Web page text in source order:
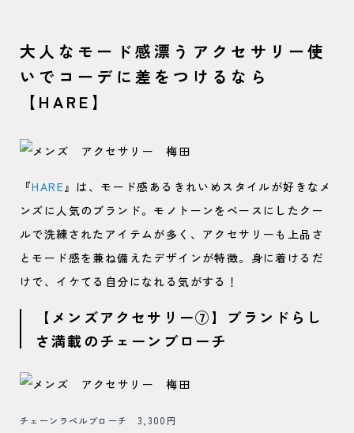
大人なモード感漂うアクセサリー使
いでコーデに差をつけるなら
【HARE】
『HARE 』は、モード感あるきれいめスタイルが好きなメ
ンズに人気のブランド。モノトーンをベースにしたクー
ルで洗練されたアイテムが多く、アクセサリーも上品さ
とモード感を兼ね備えたデザインが特徴。身に着けるだ
けで、イケてる自分になれる気がする！
【メンズアクセサリー⑦】ブランドらし
さ満載のチェーンブローチ
チェーンラペルブローチ 3,300円